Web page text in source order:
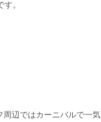
。
周辺ではカーニバルで一気